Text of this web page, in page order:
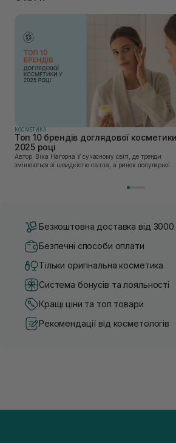
КОСМЕТИКА
Топ 10 брендів доглядової
2025 році
Автор: Віка Нагорна У сучасному світі, де тренди
змінюються зі швидкістю світла, а ринок популярної
Безкоштовна доставка від 3000
Безпечні способи оплати
Тільки оригінальна косметика
Система бонусів та лояльності
Кращі ціни та топ товари
Рекомендації від косметологів